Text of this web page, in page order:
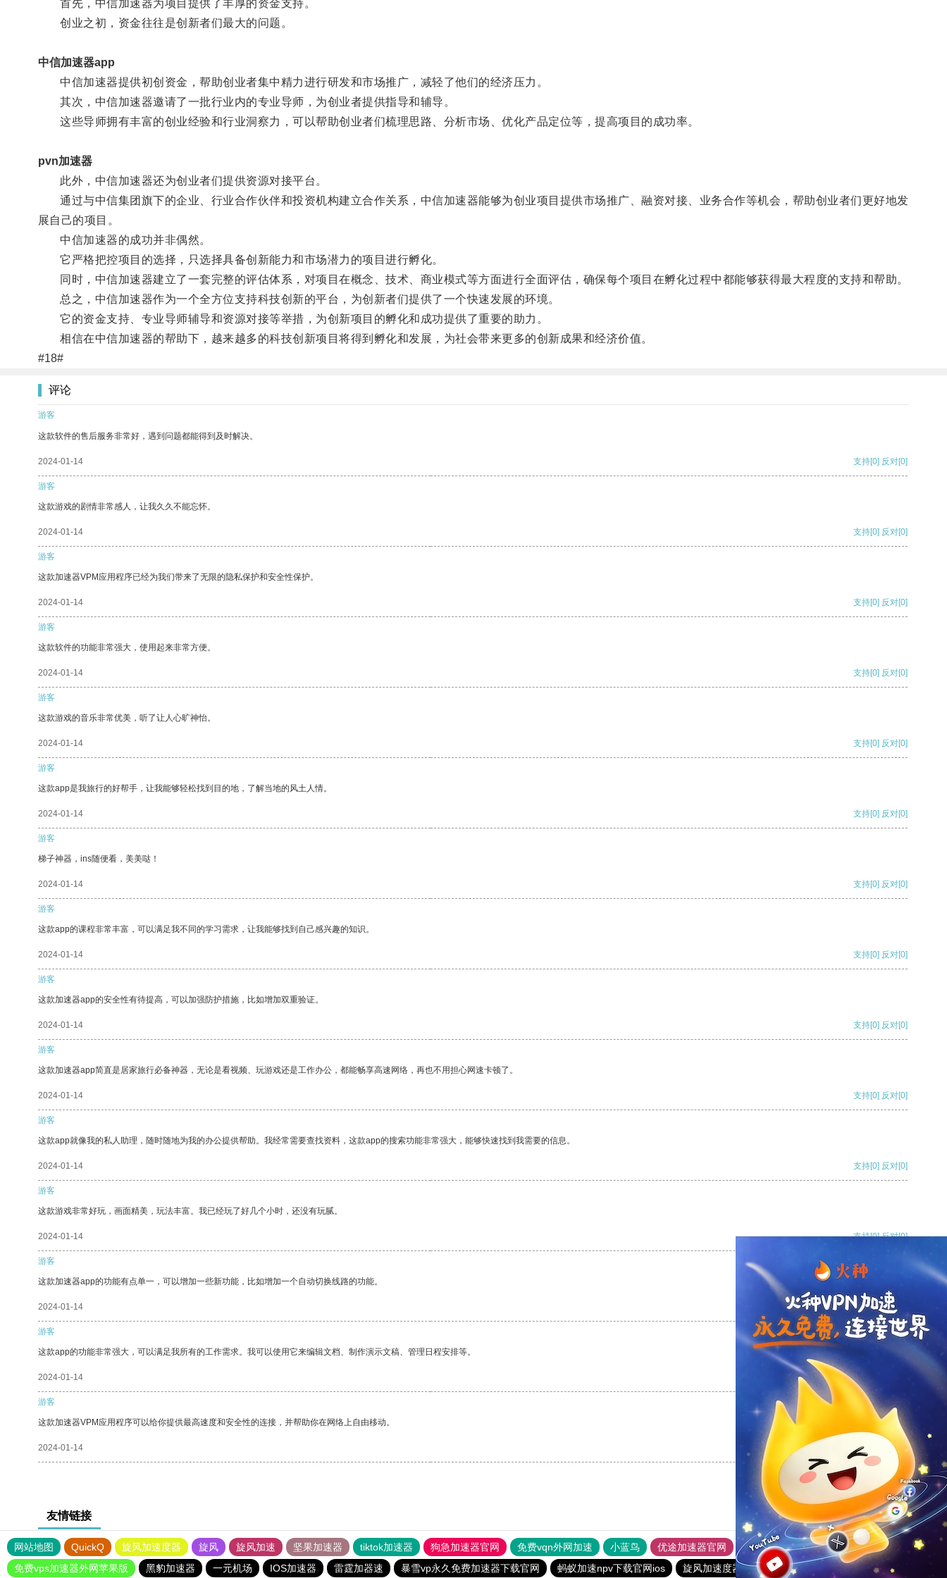
首先，中信加速器为项目提供了丰厚的资金支持。
创业之初，资金往往是创新者们最大的问题。
中信加速器app
中信加速器提供初创资金，帮助创业者集中精力进行研发和市场推广，减轻了他们的经济压力。
其次，中信加速器邀请了一批行业内的专业导师，为创业者提供指导和辅导。
这些导师拥有丰富的创业经验和行业洞察力，可以帮助创业者们梳理思路、分析市场、优化产品定位等，提高项目的成功率。
pvn加速器
此外，中信加速器还为创业者们提供资源对接平台。
通过与中信集团旗下的企业、行业合作伙伴和投资机构建立合作关系，中信加速器能够为创业项目提供市场推广、融资对接、业务合作等机会，帮助创业者们更好地发
展自己的项目。
中信加速器的成功并非偶然。
它严格把控项目的选择，只选择具备创新能力和市场潜力的项目进行孵化。
同时，中信加速器建立了一套完整的评估体系，对项目在概念、技术、商业模式等方面进行全面评估，确保每个项目在孵化过程中都能够获得最大程度的支持和帮助。
总之，中信加速器作为一个全方位支持科技创新的平台，为创新者们提供了一个快速发展的环境。
它的资金支持、专业导师辅导和资源对接等举措，为创新项目的孵化和成功提供了重要的助力。
相信在中信加速器的帮助下，越来越多的科技创新项目将得到孵化和发展，为社会带来更多的创新成果和经济价值。
#18#
评论
游客
这款软件的售后服务非常好，遇到问题都能得到及时解决。
2024-01-14 支持[0] 反对[0]
游客
这款游戏的剧情非常感人，让我久久不能忘怀。
2024-01-14 支持[0] 反对[0]
游客
这款加速器VPM应用程序已经为我们带来了无限的隐私保护和安全性保护。
2024-01-14 支持[0] 反对[0]
游客
这款软件的功能非常强大，使用起来非常方便。
2024-01-14 支持[0] 反对[0]
游客
这款游戏的音乐非常优美，听了让人心旷神怡。
2024-01-14 支持[0] 反对[0]
游客
这款app是我旅行的好帮手，让我能够轻松找到目的地，了解当地的风土人情。
2024-01-14 支持[0] 反对[0]
游客
梯子神器，ins随便看，美美哒！
2024-01-14 支持[0] 反对[0]
游客
这款app的课程非常丰富，可以满足我不同的学习需求，让我能够找到自己感兴趣的知识。
2024-01-14 支持[0] 反对[0]
游客
这款加速器app的安全性有待提高，可以加强防护措施，比如增加双重验证。
2024-01-14 支持[0] 反对[0]
游客
这款加速器app简直是居家旅行必备神器，无论是看视频、玩游戏还是工作办公，都能畅享高速网络，再也不用担心网速卡顿了。
2024-01-14 支持[0] 反对[0]
游客
这款app就像我的私人助理，随时随地为我的办公提供帮助。我经常需要查找资料，这款app的搜索功能非常强大，能够快速找到我需要的信息。
2024-01-14 支持[0] 反对[0]
游客
这款游戏非常好玩，画面精美，玩法丰富。我已经玩了好几个小时，还没有玩腻。
2024-01-14 支持[0] 反对[0]
游客
这款加速器app的功能有点单一，可以增加一些新功能，比如增加一个自动切换线路的功能。
2024-01-14 支持[0] 反对
游客
这款app的功能非常强大，可以满足我所有的工作需求。我可以使用它来编辑文档、制作演示文稿、管理日程安排等。
2024-01-14 支持
游客
这款加速器VPM应用程序可以给你提供最高速度和安全性的连接，并帮助你在网络上自由移动。
2024-01-14 支持 反对 [0]
友情链接
网站地图 QuickQ 旋风加速度器 旋风 旋风加速 坚果加速器 tiktok加速器 狗急加速器官网 免费vqn外网加速 小蓝鸟 优途加速器官网 风驰加速器 旋风加速器
八戒看书
免费vps加速器外网苹果版
黑豹加速器 一元机场 IOS加速器 雷霆加器速 暴雪vp永久免费加速器下载官网 蚂蚁加速npv下载官网ios 旋风加速度器 outline hammer加速器 outline